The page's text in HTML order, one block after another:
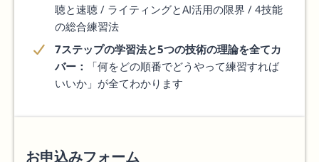
聴と速聴 / ライティングとAI活用の限界 / 4技能
の総合練習法
7ステップの学習法と5つの技術の理論を全てカ
バー：
「何をどの順番でどうやって練習すれば
いいか」が全てわかります
お申込みフォーム